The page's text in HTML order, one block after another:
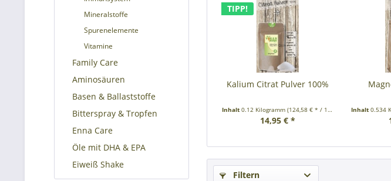
Mineralstoffe
Spurenelemente
Vitamine
Family Care
Aminosäuren
Basen & Ballaststoffe
Bitterspray & Tropfen
Enna Care
Öle mit DHA & EPA
Eiweiß Shake
TIPP!
Kalium Citrat Pulver 100%
Inhalt 0.12 Kilogramm (124,58 € * / 1 Kilogramm)
14,95 € *
Inhalt 0.534
Filtern